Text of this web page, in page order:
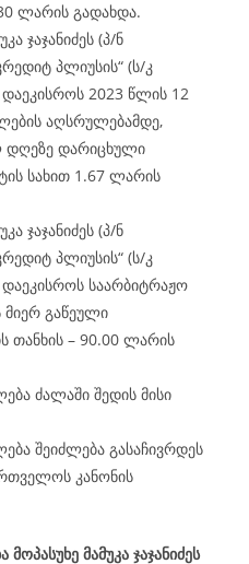
ლარის გადახდა.
ჯაჯანიძეს (პ/ნ
პლიუსის“ (ს/კ
2023 წლის 12
აღსრულებამდე,
დარიცხული
სახით 1.67 ლარის
ჯაჯანიძეს (პ/ნ
პლიუსის“ (ს/კ
საარბიტრაჟო
გაწეული
თანხის – 90.00 ლარის
ძალაში შედის მისი
შეიძლება გასაჩივრდეს
კანონის
მამუკა ჯაჯანიძეს